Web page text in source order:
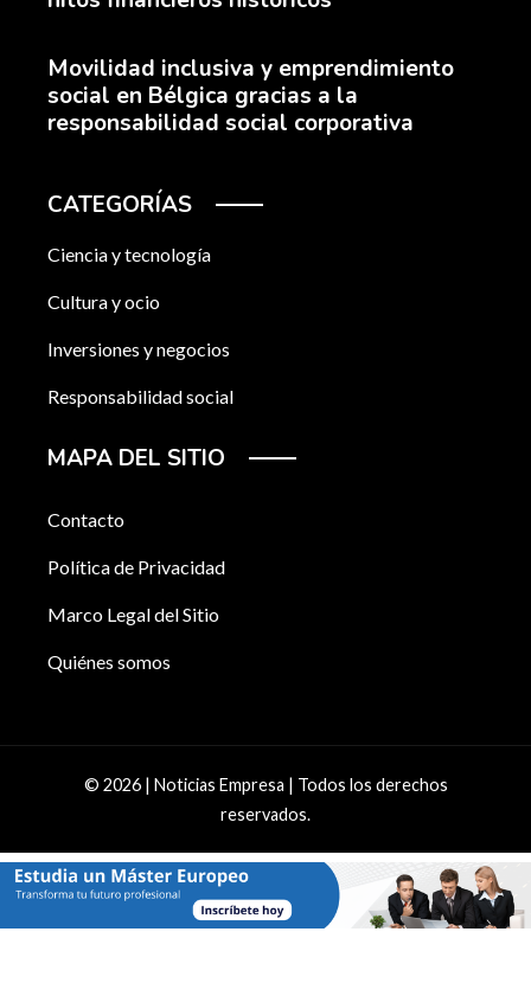
Movilidad inclusiva y emprendimiento
social en Bélgica gracias a la
responsabilidad social corporativa
CATEGORÍAS
Ciencia y tecnología
Cultura y ocio
Inversiones y negocios
Responsabilidad social
MAPA DEL SITIO
Contacto
Política de Privacidad
Marco Legal del Sitio
Quiénes somos
© 2026 | Noticias Empresa | Todos los derechos
reservados.